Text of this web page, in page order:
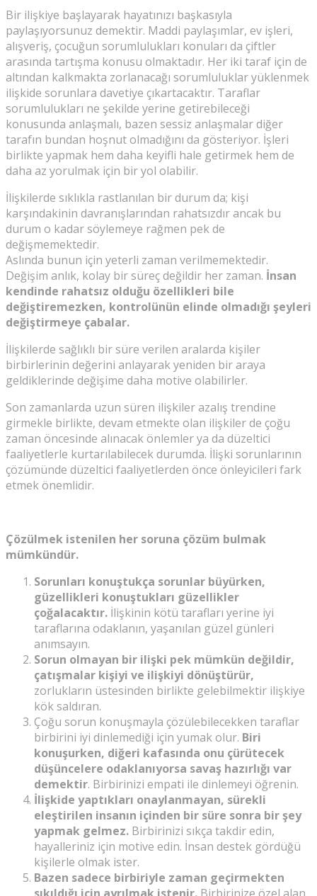
Bir ilişkiye başlayarak hayatınızı başkasıyla
paylaşıyorsunuz demektir. Maddi paylaşımlar, ev işleri,
alışveriş, çocuğun sorumlulukları konuları da çiftler
arasında tartışma konusu olmaktadır. Her iki taraf için de
altından kalkmakta zorlanacağı sorumluluklar yüklenmek
ilişkide sorunlara davetiye çıkartacaktır. Taraflar
sorumlulukları ne şekilde yerine getirebileceği
konusunda anlaşmalı, bazen sessiz anlaşmalar diğer
tarafın bundan hoşnut olmadığını da gösteriyor. İşleri
birlikte yapmak hem daha keyifli hale getirmek hem de
daha az yorulmak için bir yol olabilir.
İlişkilerde sıklıkla rastlanılan bir durum da; kişi
karşındakinin davranışlarından rahatsızdır ancak bu
durum o kadar söylemeye rağmen pek de
değişmemektedir.
Aslında bunun için yeterli zaman verilmemektedir.
Değişim anlık, kolay bir süreç değildir her zaman. İnsan
kendinde rahatsız olduğu özellikleri bile
değiştiremezken, kontrolünün elinde olmadığı şeyleri
değiştirmeye çabalar.
İlişkilerde sağlıklı bir süre verilen aralarda kişiler
birbirlerinin değerini anlayarak yeniden bir araya
geldiklerinde değişime daha motive olabilirler.
Son zamanlarda uzun süren ilişkiler azalış trendine
girmekle birlikte, devam etmekte olan ilişkiler de çoğu
zaman öncesinde alınacak önlemler ya da düzeltici
faaliyetlerle kurtarılabilecek durumda. İlişki sorunlarının
çözümünde düzeltici faaliyetlerden önce önleyicileri fark
etmek önemlidir.
Çözülmek istenilen her soruna çözüm bulmak
mümkündür.
Sorunları konuştukça sorunlar büyürken,
güzellikleri konuştukları güzellikler
çoğalacaktır. İlişkinin kötü tarafları yerine iyi
taraflarına odaklanın, yaşanılan güzel günleri
anımsayın.
Sorun olmayan bir ilişki pek mümkün değildir,
çatışmalar kişiyi ve ilişkiyi dönüştürür,
zorlukların üstesinden birlikte gelebilmektir ilişkiye
kök saldıran.
Çoğu sorun konuşmayla çözülebilecekken taraflar
birbirini iyi dinlemediği için yumak olur. Biri
konuşurken, diğeri kafasında onu çürütecek
düşüncelere odaklanıyorsa savaş hazırlığı var
demektir. Birbirinizi empati ile dinlemeyi öğrenin.
İlişkide yaptıkları onaylanmayan, sürekli
eleştirilen insanın içinden bir süre sonra bir şey
yapmak gelmez. Birbirinizi sıkça takdir edin,
hayalleriniz için motive edin. İnsan destek gördüğü
kişilerle olmak ister.
Bazen sadece birbiriyle zaman geçirmekten